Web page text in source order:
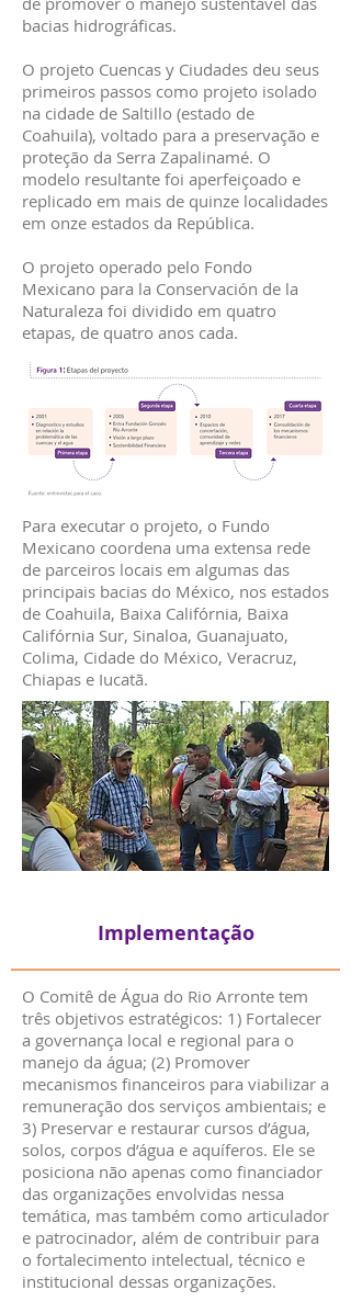
bacias hidrográficas.
O projeto Cuencas y Ciudades deu seus
primeiros passos como projeto isolado
na cidade de Saltillo (estado de
Coahuila), voltado para a preservação e
proteção da Serra Zapalinamé. O
modelo resultante foi aperfeiçoado e
replicado em mais de quinze localidades
em onze estados da República.
O projeto operado pelo Fondo
Mexicano para la Conservación de la
Naturaleza foi dividido em quatro
etapas, de quatro anos cada.
Para executar o projeto, o Fundo
Mexicano coordena uma extensa rede
de parceiros locais em algumas das
principais bacias do México, nos estados
de Coahuila, Baixa Califórnia, Baixa
Califórnia Sur, Sinaloa, Guanajuato,
Colima, Cidade do México, Veracruz,
Chiapas e Iucatã.
Implementação
O Comitê de Água do Rio Arronte tem
três objetivos estratégicos: 1) Fortalecer
a governança local e regional para o
manejo da água; (2) Promover
mecanismos financeiros para viabilizar a
remuneração dos serviços ambientais; e
3) Preservar e restaurar cursos d’água,
solos, corpos d’água e aquíferos. Ele se
posiciona não apenas como financiador
das organizações envolvidas nessa
temática, mas também como articulador
e patrocinador, além de contribuir para
o fortalecimento intelectual, técnico e
institucional dessas organizações.